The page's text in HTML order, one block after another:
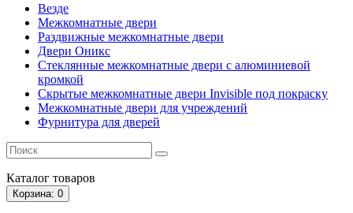
Везде
Межкомнатные двери
Раздвижные межкомнатные двери
Двери Оникс
Стеклянные межкомнатные двери с алюминиевой
кромкой
Скрытые межкомнатные двери Invisible под покраску
Межкомнатные двери для учреждений
Фурнитура для дверей
Каталог товаров
Корзина: 0